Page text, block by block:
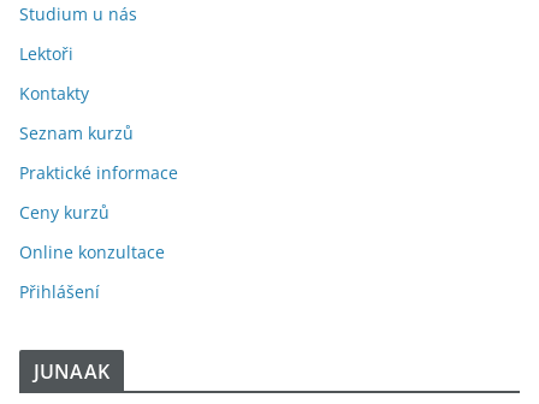
Studium u nás
Lektoři
Kontakty
Seznam kurzů
Praktické informace
Ceny kurzů
Online konzultace
Přihlášení
JUNAAK